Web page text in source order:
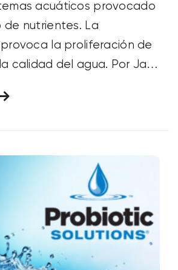
acuáticos provocado
de nutrientes. La
la proliferación de
calidad del agua. Por Jael
cómo afecta al